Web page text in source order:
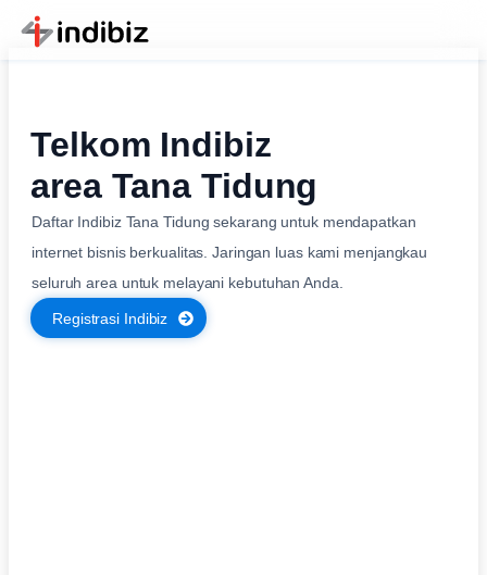
Telkom Indibiz
area Tana Tidung
Daftar Indibiz Tana Tidung sekarang untuk mendapatkan
internet bisnis berkualitas. Jaringan luas kami menjangkau
seluruh area untuk melayani kebutuhan Anda.
Registrasi Indibiz